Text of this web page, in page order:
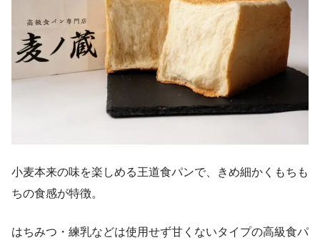
小麦本来の味を楽しめる王道食パンで、きめ細かくもちも
ちの食感が特徴。
はちみつ・練乳などは使用せず甘くないタイプの高級食パ